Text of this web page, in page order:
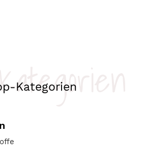
Kategorien